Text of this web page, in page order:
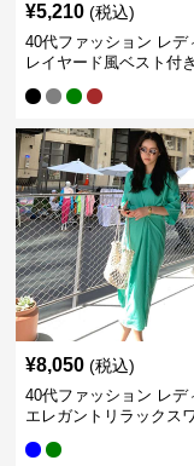
¥5,210 (税込)
40代ファッション レデ
レイヤード風ベスト付
¥8,050 (税込)
40代ファッション レデ
エレガントリラックス